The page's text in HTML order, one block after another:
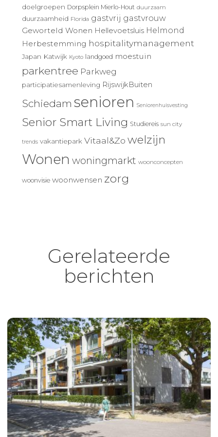
doelgroepen Dorpsplein Mierlo-Hout duurzaam
duurzaamheid Florida gastvrij gastvrouw
Geworteld Wonen Hellevoetsluis Helmond
Herbestemming hospitalitymanagement
Japan Katwijk Kyoto landgoed moestuin
parkentree Parkweg
participatiesamenleving RijswijkBuiten
Schiedam senioren Seniorenhuisvesting
Senior Smart Living Studiereis sun city
trends vakantiepark Vitaal&Zo welzijn
Wonen woningmarkt woonconcepten
woonvisie woonwensen zorg
Gerelateerde
berichten